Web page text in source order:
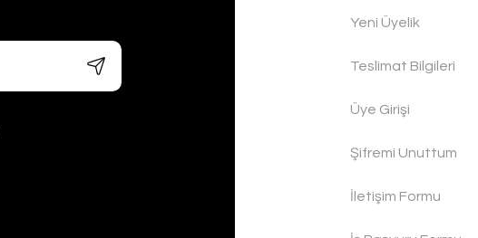
Yeni Üyelik
Teslimat Bilgileri
Üye Girişi
Şifremi Unuttum
İletişim Formu